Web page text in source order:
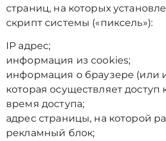
страниц, на которых
скрипт системы («пиксель»):
IP адрес;
информация из cookies;
информация о браузере (или
которая осуществляет доступ
время доступа;
адрес страницы, на которой
рекламный блок;